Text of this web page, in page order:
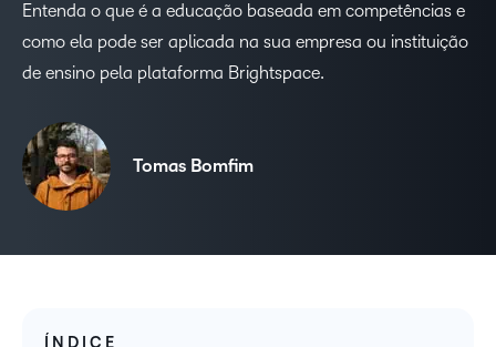
Entenda o que é a educação baseada em competências e
como ela pode ser aplicada na sua empresa ou instituição
de ensino pela plataforma Brightspace.
Tomas Bomfim
ÍNDICE